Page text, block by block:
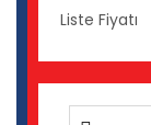
Liste Fiyatı